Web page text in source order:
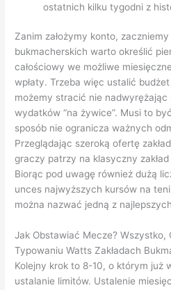
ostatnich kilku tygodni z
Zanim założymy konto,
bukmacherskich warto określić
całościowy we możliwe
wpłaty. Trzeba więc ustalić
możemy stracić nie nadwyrężając
wydatków “na żywice”. Musi to
sposób nie ogranicza ważnych
Przeglądając szeroką ofertę
graczy patrzy na klasyczny
Biorąc pod uwagę również dużą
unces najwyższych kursów na
można nazwać jedną z
Jak Obstawiać Mecze? Wszystko,
Typowaniu Watts Zakładach
Kolejny krok to 8-10, o którym już
ustalanie limitów. Ustalenie